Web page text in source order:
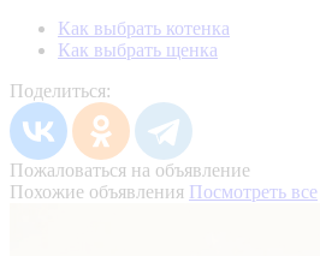
Как выбрать котенка
Как выбрать щенка
Поделиться:
Пожаловаться на объявление
Похожие объявления Посмотреть все